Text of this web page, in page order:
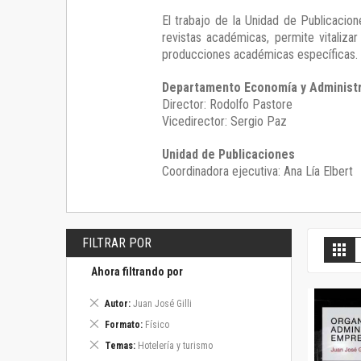
El trabajo de la Unidad de
revistas académicas, permite
producciones académicas específicas.
Departamento Economía y
Director: Rodolfo Pastore
Vicedirector: Sergio Paz
Unidad de Publicaciones
Coordinadora ejecutiva: Ana Lía Elbert
FILTRAR POR
Ahora filtrando por
Autor Juan José Gilli
Eliminar
artículo
Formato Físico
Eliminar
artículo
Temas Hotelería y turismo
Eliminar